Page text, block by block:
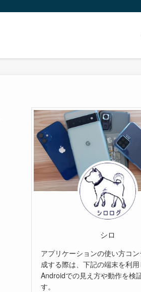
シロ
アプリケーションの使い方コ
成する際は、下記の端末を利用
Androidでの見え方や動作を検
す。